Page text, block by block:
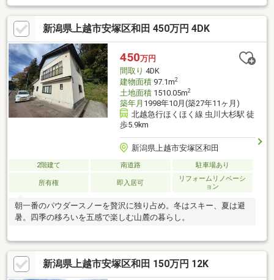
新潟県上越市安塚区和田 450万円 4DK
450万円
間取り 4DK
建物面積97.1m2
土地面積1510.05m2
築年月 1998年10月(築27年11ヶ月)
北越急行ほくほく線 虫川大杉駅 徒
歩5.9km
新潟県上越市安塚区和田
2階建て 南道路 駐車場あり
所有権 即入居可
リフォームリノベーシ
ョン
朝一番のパウダースノーを贅沢に独り占め。冬はスキー、夏は避
暑。四季の移ろいを五感で楽しむ山麓の暮らし。
新潟県上越市安塚区和田 150万円 12K